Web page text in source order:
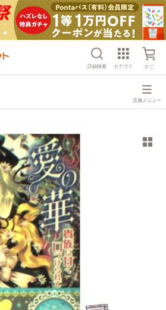
詳細検索 カテゴリ かご
店舗メニュー